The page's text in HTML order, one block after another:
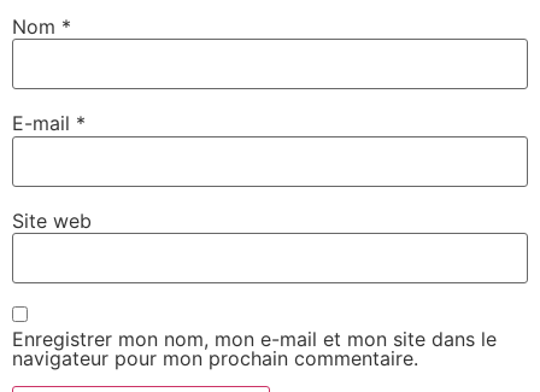
Nom *
E-mail *
Site web
Enregistrer mon nom, mon e-mail et mon site dans le
navigateur pour mon prochain commentaire.